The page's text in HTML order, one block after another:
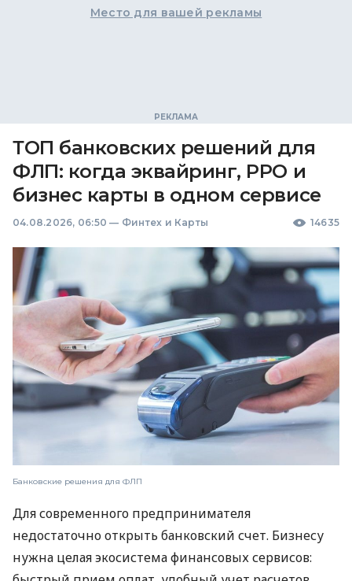
Место для вашей рекламы
ТОП банковских решений для
ФЛП: когда эквайринг, РРО и
бизнес карты в одном сервисе
04.08.2026, 06:50 — Финтех и Карты 14635
Банковские решения для ФЛП
Для современного предпринимателя
недостаточно открыть банковский счет. Бизнесу
нужна целая экосистема финансовых сервисов: